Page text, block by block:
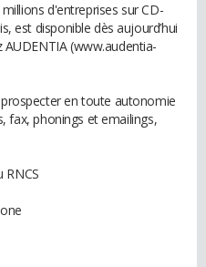
d'entreprises sur CD-
est disponible dès aujourd’hui
(www.audentia-
en toute autonomie
fax, phonings et emailings,
RNCS